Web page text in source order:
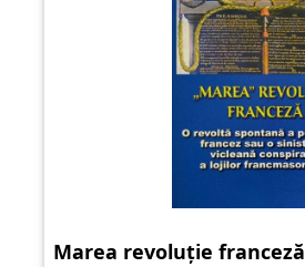
Marea revoluție franceză